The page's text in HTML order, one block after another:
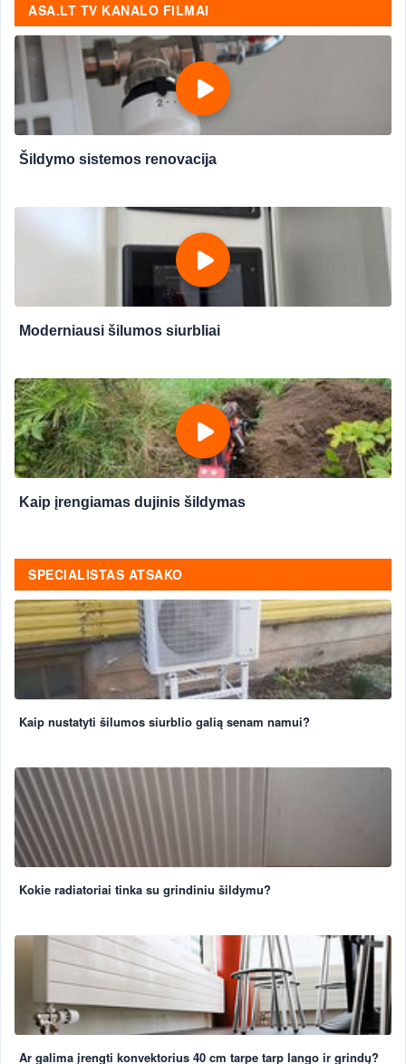
ASA.LT TV KANALO FILMAI
Šildymo sistemos renovacija
Moderniausi šilumos siurbliai
Kaip įrengiamas dujinis šildymas
SPECIALISTAS ATSAKO
Kaip nustatyti šilumos siurblio galią senam namui?
Kokie radiatoriai tinka su grindiniu šildymu?
Ar galima įrengti konvektorius 40 cm tarpe tarp lango ir grindų?